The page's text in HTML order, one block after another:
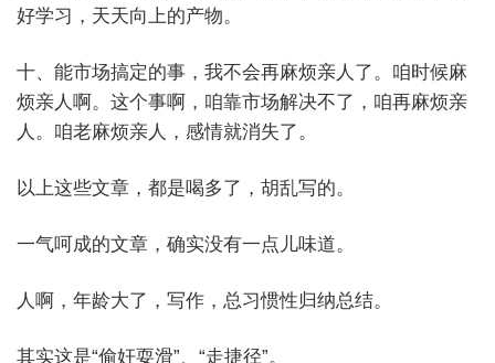
好学习，天天向上的产物。
十、能市场搞定的事，我不会再麻烦亲人了。咱时候麻
烦亲人啊。这个事啊，咱靠市场解决不了，咱再麻烦亲
人。咱老麻烦亲人，感情就消失了。
以上这些文章，都是喝多了，胡乱写的。
一气呵成的文章，确实没有一点儿味道。
人啊，年龄大了，写作，总习惯性归纳总结。
其实这是“偷奸耍滑”、“走捷径”。